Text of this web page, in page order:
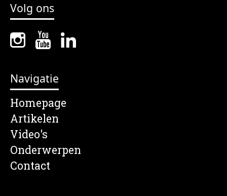
Volg ons
Navigatie
Homepage
Artikelen
Video's
Onderwerpen
Contact